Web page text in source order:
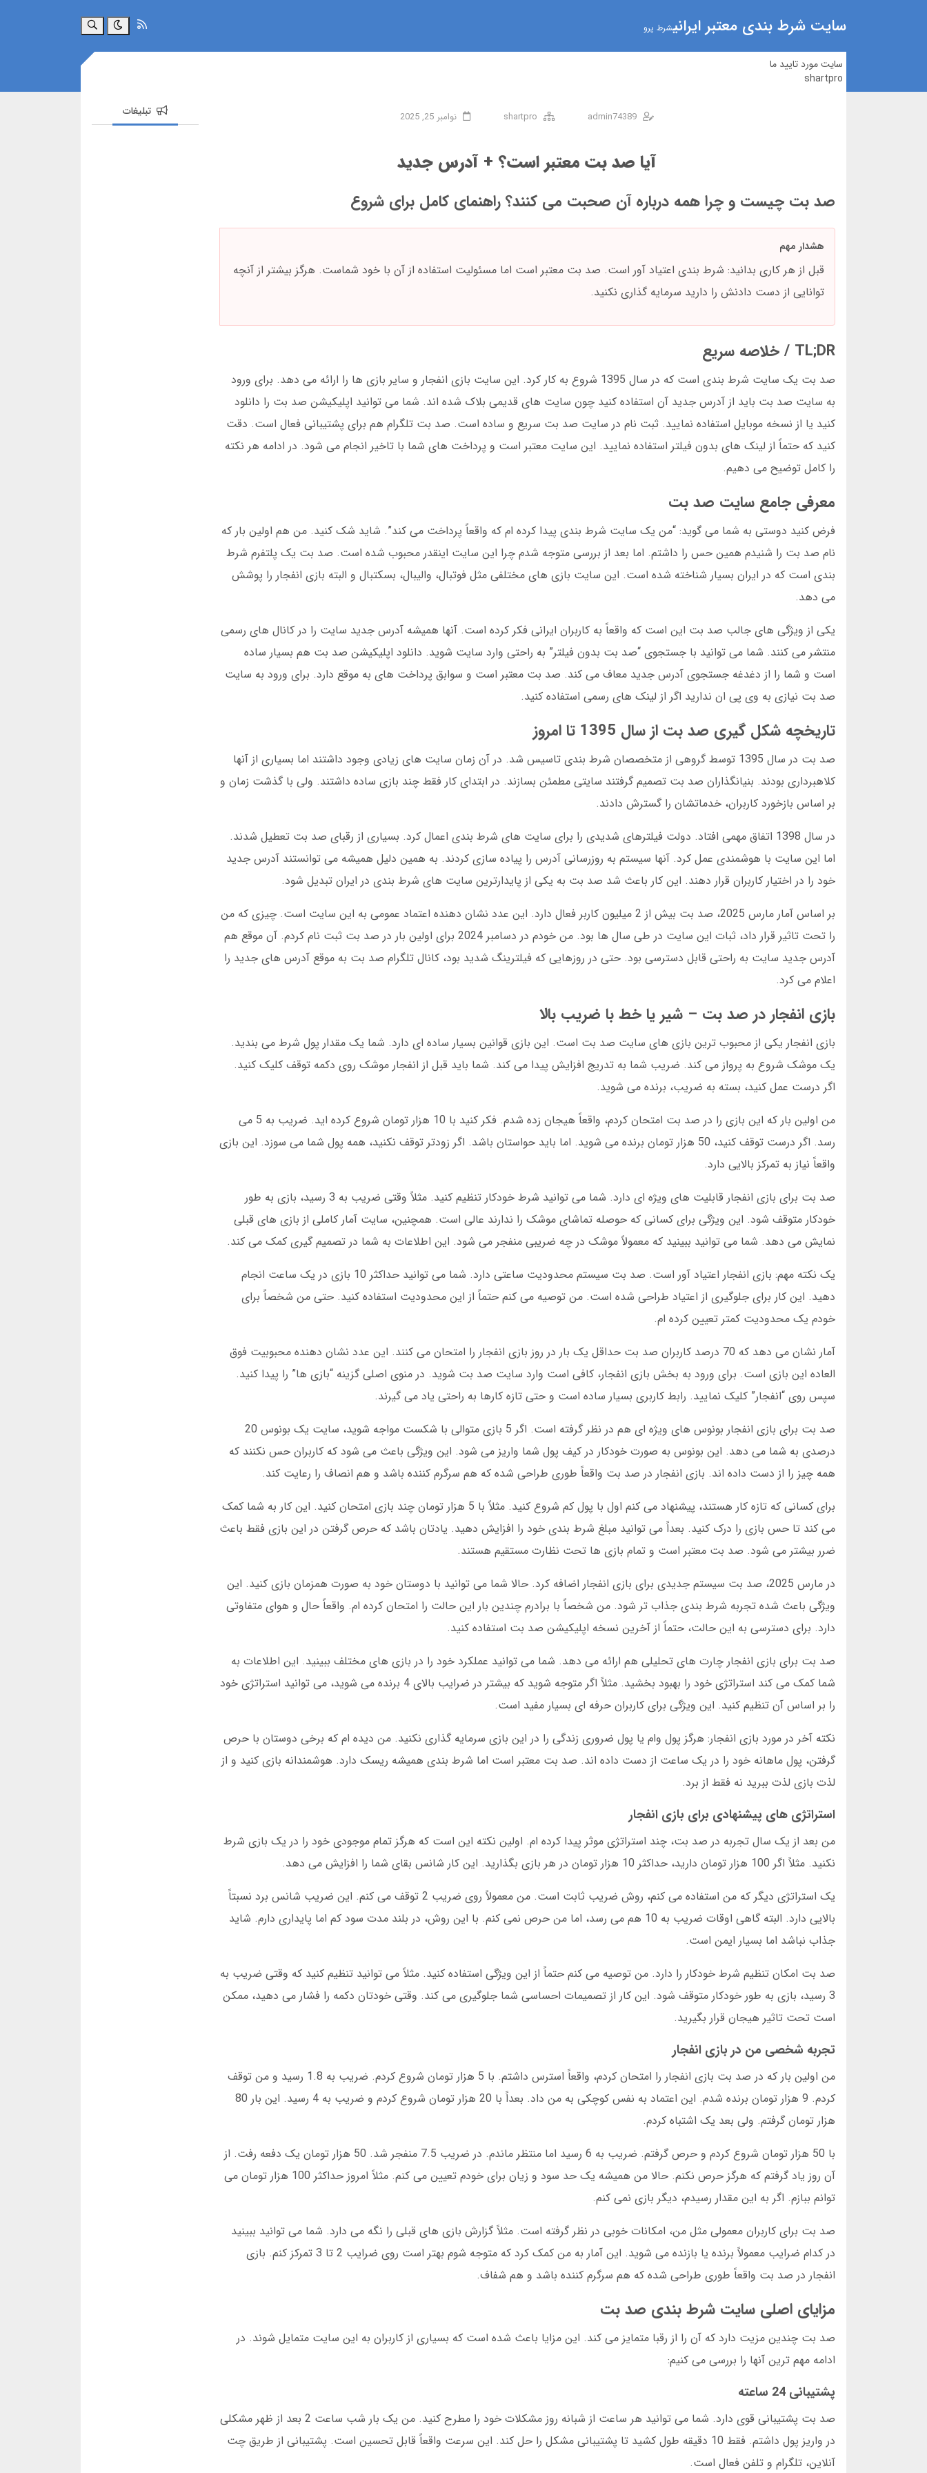
سایت شرط بندی معتبر ایرانیشرط پرو جستجو
سایت مورد تایید ما
shartpro
admin74389
shartpro نوامبر 25, 2025
آیا صد بت معتبر است؟ + آدرس جدید
صد بت چیست و چرا همه درباره آن صحبت می کنند؟ راهنمای کامل برای شروع
هشدار مهم
قبل از هر کاری بدانید: شرط بندی اعتیاد آور است. صد بت معتبر است اما مسئولیت استفاده از آن با خود شماست. هرگز بیشتر از آنچه
توانایی از دست دادنش را دارید سرمایه گذاری نکنید.
TL;DR / خلاصه سریع
صد بت یک سایت شرط بندی است که در سال 1395 شروع به کار کرد. این سایت بازی انفجار و سایر بازی ها را ارائه می دهد. برای ورود
به سایت صد بت باید از آدرس جدید آن استفاده کنید چون سایت های قدیمی بلاک شده اند. شما می توانید اپلیکیشن صد بت را دانلود
کنید یا از نسخه موبایل استفاده نمایید. ثبت نام در سایت صد بت سریع و ساده است. صد بت تلگرام هم برای پشتیبانی فعال است. دقت
کنید که حتماً از لینک های بدون فیلتر استفاده نمایید. این سایت معتبر است و پرداخت های شما با تاخیر انجام می شود. در ادامه هر نکته
را کامل توضیح می دهیم.
معرفی جامع سایت صد بت
فرض کنید دوستی به شما می گوید: “من یک سایت شرط بندی پیدا کرده ام که واقعاً پرداخت می کند”. شاید شک کنید. من هم اولین بار که
نام صد بت را شنیدم همین حس را داشتم. اما بعد از بررسی متوجه شدم چرا این سایت اینقدر محبوب شده است. صد بت یک پلتفرم شرط
بندی است که در ایران بسیار شناخته شده است. این سایت بازی های مختلفی مثل فوتبال، والیبال، بسکتبال و البته بازی انفجار را پوشش
می دهد.
یکی از ویژگی های جالب صد بت این است که واقعاً به کاربران ایرانی فکر کرده است. آنها همیشه آدرس جدید سایت را در کانال های رسمی
منتشر می کنند. شما می توانید با جستجوی “صد بت بدون فیلتر” به راحتی وارد سایت شوید. دانلود اپلیکیشن صد بت هم بسیار ساده
است و شما را از دغدغه جستجوی آدرس جدید معاف می کند. صد بت معتبر است و سوابق پرداخت های به موقع دارد. برای ورود به سایت
صد بت نیازی به وی پی ان ندارید اگر از لینک های رسمی استفاده کنید.
تاریخچه شکل گیری صد بت از سال 1395 تا امروز
صد بت در سال 1395 توسط گروهی از متخصصان شرط بندی تاسیس شد. در آن زمان سایت های زیادی وجود داشتند اما بسیاری از آنها
کلاهبرداری بودند. بنیانگذاران صد بت تصمیم گرفتند سایتی مطمئن بسازند. در ابتدای کار فقط چند بازی ساده داشتند. ولی با گذشت زمان و
بر اساس بازخورد کاربران، خدماتشان را گسترش دادند.
در سال 1398 اتفاق مهمی افتاد. دولت فیلترهای شدیدی را برای سایت های شرط بندی اعمال کرد. بسیاری از رقبای صد بت تعطیل شدند.
اما این سایت با هوشمندی عمل کرد. آنها سیستم به روزرسانی آدرس را پیاده سازی کردند. به همین دلیل همیشه می توانستند آدرس جدید
خود را در اختیار کاربران قرار دهند. این کار باعث شد صد بت به یکی از پایدارترین سایت های شرط بندی در ایران تبدیل شود.
بر اساس آمار مارس 2025، صد بت بیش از 2 میلیون کاربر فعال دارد. این عدد نشان دهنده اعتماد عمومی به این سایت است. چیزی که من
را تحت تاثیر قرار داد، ثبات این سایت در طی سال ها بود. من خودم در دسامبر 2024 برای اولین بار در صد بت ثبت نام کردم. آن موقع هم
آدرس جدید سایت به راحتی قابل دسترسی بود. حتی در روزهایی که فیلترینگ شدید بود، کانال تلگرام صد بت به موقع آدرس های جدید را
اعلام می کرد.
بازی انفجار در صد بت – شیر یا خط با ضریب بالا
بازی انفجار یکی از محبوب ترین بازی های سایت صد بت است. این بازی قوانین بسیار ساده ای دارد. شما یک مقدار پول شرط می بندید.
یک موشک شروع به پرواز می کند. ضریب شما به تدریج افزایش پیدا می کند. شما باید قبل از انفجار موشک روی دکمه توقف کلیک کنید.
اگر درست عمل کنید، بسته به ضریب، برنده می شوید.
من اولین بار که این بازی را در صد بت امتحان کردم، واقعاً هیجان زده شدم. فکر کنید با 10 هزار تومان شروع کرده اید. ضریب به 5 می
رسد. اگر درست توقف کنید، 50 هزار تومان برنده می شوید. اما باید حواستان باشد. اگر زودتر توقف نکنید، همه پول شما می سوزد. این بازی
واقعاً نیاز به تمرکز بالایی دارد.
صد بت برای بازی انفجار قابلیت های ویژه ای دارد. شما می توانید شرط خودکار تنظیم کنید. مثلاً وقتی ضریب به 3 رسید، بازی به طور
خودکار متوقف شود. این ویژگی برای کسانی که حوصله تماشای موشک را ندارند عالی است. همچنین، سایت آمار کاملی از بازی های قبلی
نمایش می دهد. شما می توانید ببینید که معمولاً موشک در چه ضریبی منفجر می شود. این اطلاعات به شما در تصمیم گیری کمک می کند.
یک نکته مهم: بازی انفجار اعتیاد آور است. صد بت سیستم محدودیت ساعتی دارد. شما می توانید حداکثر 10 بازی در یک ساعت انجام
دهید. این کار برای جلوگیری از اعتیاد طراحی شده است. من توصیه می کنم حتماً از این محدودیت استفاده کنید. حتی من شخصاً برای
خودم یک محدودیت کمتر تعیین کرده ام.
آمار نشان می دهد که 70 درصد کاربران صد بت حداقل یک بار در روز بازی انفجار را امتحان می کنند. این عدد نشان دهنده محبوبیت فوق
العاده این بازی است. برای ورود به بخش بازی انفجار، کافی است وارد سایت صد بت شوید. در منوی اصلی گزینه “بازی ها” را پیدا کنید.
سپس روی “انفجار” کلیک نمایید. رابط کاربری بسیار ساده است و حتی تازه کارها به راحتی یاد می گیرند.
صد بت برای بازی انفجار بونوس های ویژه ای هم در نظر گرفته است. اگر 5 بازی متوالی با شکست مواجه شوید، سایت یک بونوس 20
درصدی به شما می دهد. این بونوس به صورت خودکار در کیف پول شما واریز می شود. این ویژگی باعث می شود که کاربران حس نکنند که
همه چیز را از دست داده اند. بازی انفجار در صد بت واقعاً طوری طراحی شده که هم سرگرم کننده باشد و هم انصاف را رعایت کند.
برای کسانی که تازه کار هستند، پیشنهاد می کنم اول با پول کم شروع کنید. مثلاً با 5 هزار تومان چند بازی امتحان کنید. این کار به شما کمک
می کند تا حس بازی را درک کنید. بعداً می توانید مبلغ شرط بندی خود را افزایش دهید. یادتان باشد که حرص گرفتن در این بازی فقط باعث
ضرر بیشتر می شود. صد بت معتبر است و تمام بازی ها تحت نظارت مستقیم هستند.
در مارس 2025، صد بت سیستم جدیدی برای بازی انفجار اضافه کرد. حالا شما می توانید با دوستان خود به صورت همزمان بازی کنید. این
ویژگی باعث شده تجربه شرط بندی جذاب تر شود. من شخصاً با برادرم چندین بار این حالت را امتحان کرده ام. واقعاً حال و هوای متفاوتی
دارد. برای دسترسی به این حالت، حتماً از آخرین نسخه اپلیکیشن صد بت استفاده کنید.
صد بت برای بازی انفجار چارت های تحلیلی هم ارائه می دهد. شما می توانید عملکرد خود را در بازی های مختلف ببینید. این اطلاعات به
شما کمک می کند استراتژی خود را بهبود بخشید. مثلاً اگر متوجه شوید که بیشتر در ضرایب بالای 4 برنده می شوید، می توانید استراتژی خود
را بر اساس آن تنظیم کنید. این ویژگی برای کاربران حرفه ای بسیار مفید است.
نکته آخر در مورد بازی انفجار: هرگز پول وام یا پول ضروری زندگی را در این بازی سرمایه گذاری نکنید. من دیده ام که برخی دوستان با حرص
گرفتن، پول ماهانه خود را در یک ساعت از دست داده اند. صد بت معتبر است اما شرط بندی همیشه ریسک دارد. هوشمندانه بازی کنید و از
لذت بازی لذت ببرید نه فقط از برد.
استراتژی های پیشنهادی برای بازی انفجار
من بعد از یک سال تجربه در صد بت، چند استراتژی موثر پیدا کرده ام. اولین نکته این است که هرگز تمام موجودی خود را در یک بازی شرط
نکنید. مثلاً اگر 100 هزار تومان دارید، حداکثر 10 هزار تومان در هر بازی بگذارید. این کار شانس بقای شما را افزایش می دهد.
یک استراتژی دیگر که من استفاده می کنم، روش ضریب ثابت است. من معمولاً روی ضریب 2 توقف می کنم. این ضریب شانس برد نسبتاً
بالایی دارد. البته گاهی اوقات ضریب به 10 هم می رسد، اما من حرص نمی کنم. با این روش، در بلند مدت سود کم اما پایداری دارم. شاید
جذاب نباشد اما بسیار ایمن است.
صد بت امکان تنظیم شرط خودکار را دارد. من توصیه می کنم حتماً از این ویژگی استفاده کنید. مثلاً می توانید تنظیم کنید که وقتی ضریب به
3 رسید، بازی به طور خودکار متوقف شود. این کار از تصمیمات احساسی شما جلوگیری می کند. وقتی خودتان دکمه را فشار می دهید، ممکن
است تحت تاثیر هیجان قرار بگیرید.
تجربه شخصی من در بازی انفجار
من اولین بار که در صد بت بازی انفجار را امتحان کردم، واقعاً استرس داشتم. با 5 هزار تومان شروع کردم. ضریب به 1.8 رسید و من توقف
کردم. 9 هزار تومان برنده شدم. این اعتماد به نفس کوچکی به من داد. بعداً با 20 هزار تومان شروع کردم و ضریب به 4 رسید. این بار 80
هزار تومان گرفتم. ولی بعد یک اشتباه کردم.
با 50 هزار تومان شروع کردم و حرص گرفتم. ضریب به 6 رسید اما منتظر ماندم. در ضریب 7.5 منفجر شد. 50 هزار تومان یک دفعه رفت. از
آن روز یاد گرفتم که هرگز حرص نکنم. حالا من همیشه یک حد سود و زیان برای خودم تعیین می کنم. مثلاً امروز حداکثر 100 هزار تومان می
توانم ببازم. اگر به این مقدار رسیدم، دیگر بازی نمی کنم.
صد بت برای کاربران معمولی مثل من، امکانات خوبی در نظر گرفته است. مثلاً گزارش بازی های قبلی را نگه می دارد. شما می توانید ببینید
در کدام ضرایب معمولاً برنده یا بازنده می شوید. این آمار به من کمک کرد که متوجه شوم بهتر است روی ضرایب 2 تا 3 تمرکز کنم. بازی
انفجار در صد بت واقعاً طوری طراحی شده که هم سرگرم کننده باشد و هم شفاف.
مزایای اصلی سایت شرط بندی صد بت
صد بت چندین مزیت دارد که آن را از رقبا متمایز می کند. این مزایا باعث شده است که بسیاری از کاربران به این سایت متمایل شوند. در
ادامه مهم ترین آنها را بررسی می کنیم:
پشتیبانی 24 ساعته
صد بت پشتیبانی قوی دارد. شما می توانید هر ساعت از شبانه روز مشکلات خود را مطرح کنید. من یک بار شب ساعت 2 بعد از ظهر مشکلی
در واریز پول داشتم. فقط 10 دقیقه طول کشید تا پشتیبانی مشکل را حل کند. این سرعت واقعاً قابل تحسین است. پشتیبانی از طریق چت
آنلاین، تلگرام و تلفن فعال است.
تبلیغات